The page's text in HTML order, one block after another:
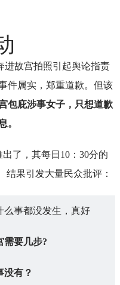
进故宫拍照引起舆论指责
件属实，郑重道歉。但该
包庇涉事女子，只想道歉
。
了，其每日10：30分的
结果引发大量民众批评：
么事都没发生，真好
需要几步?
没有？